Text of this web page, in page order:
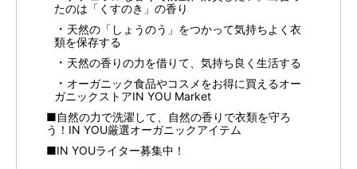
たのは「くすのき」の香り
天然の「しょうのう」をつかって気持ちよく衣
類を保存する
天然の香りの力を借りて、気持ち良く生活する
オーガニック食品やコスメをお得に買えるオー
ガニックストアIN YOU Market
■自然の力で洗濯して、自然の香りで衣類を守ろ
う！IN YOU厳選オーガニックアイテム
■IN YOUライター募集中！